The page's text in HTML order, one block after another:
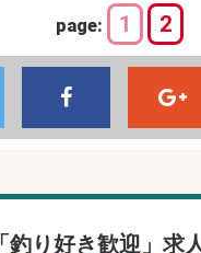
page: 1 2
「釣り好き歓迎」求